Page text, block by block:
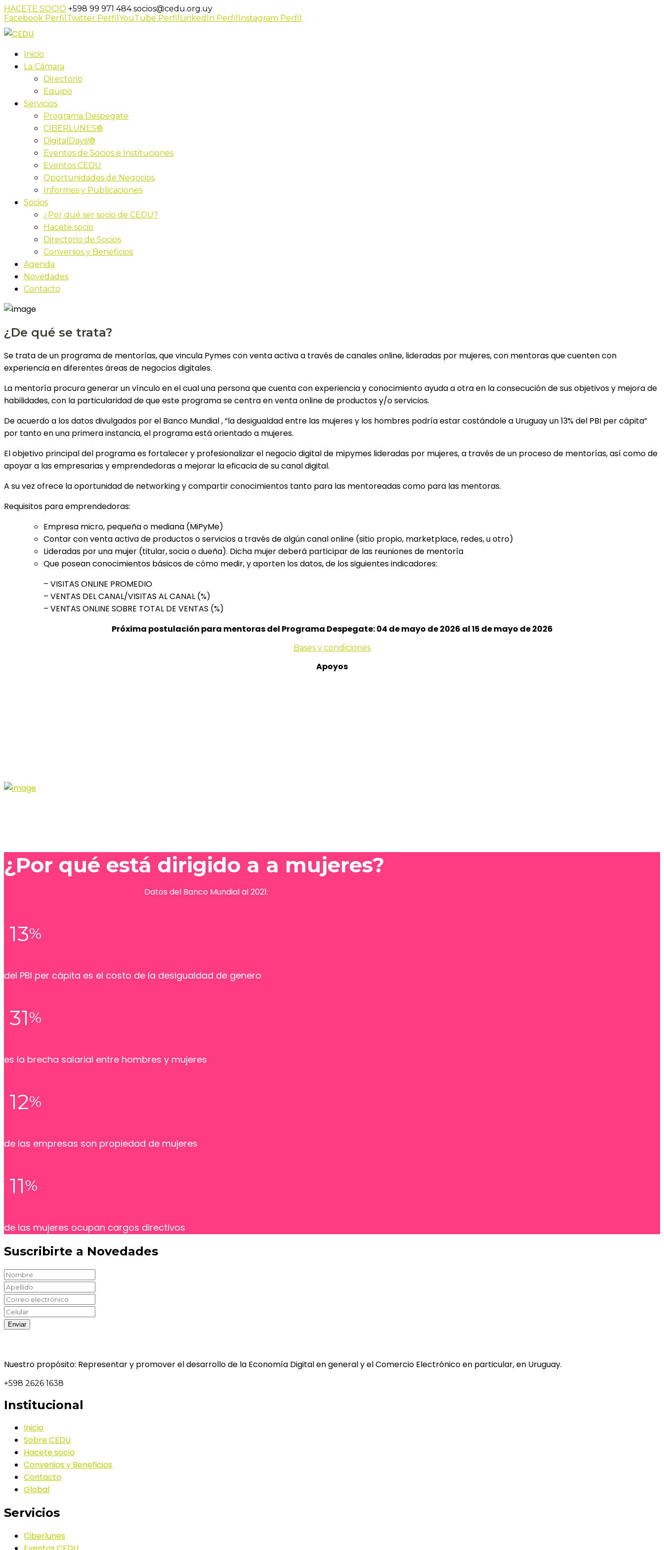
HACETE SOCIO +598 99 971 484socios@cedu.org.uy
Facebook Perfil Twitter Perfil YouTube Perfil LinkedIn Perfil Instagram Perfil
Inicio
La Cámara
Directorio
Equipo
Servicios
Programa Despegate
CIBERLUNES®
DigitalDays!®
Eventos de Socios e Instituciones
Eventos CEDU
Oportunidades de Negocios
Informes y Publicaciones
Socios
¿Por qué ser socio de CEDU?
Hacete socio
Directorio de Socios
Convenios y Beneficios
Agenda
Novedades
Contacto
¿De qué se trata?
Se trata de un programa de mentorías, que vincula Pymes con venta activa a través de canales online, lideradas por mujeres, con mentoras que cuenten con
experiencia en diferentes áreas de negocios digitales.
La mentoría procura generar un vínculo en el cual una persona que cuenta con experiencia y conocimiento ayuda a otra en la consecución de sus objetivos y mejora de
habilidades, con la particularidad de que este programa se centra en venta online de productos y/o servicios.
De acuerdo a los datos divulgados por el Banco Mundial , “la desigualdad entre las mujeres y los hombres podría estar costándole a Uruguay un 13% del PBI per cápita”
por tanto en una primera instancia, el programa está orientado a mujeres.
El objetivo principal del programa es fortalecer y profesionalizar el negocio digital de mipymes lideradas por mujeres, a través de un proceso de mentorías, así como de
apoyar a las empresarias y emprendedoras a mejorar la eficacia de su canal digital.
A su vez ofrece la oportunidad de networking y compartir conocimientos tanto para las mentoreadas como para las mentoras.
Requisitos para emprendedoras:
Empresa micro, pequeña o mediana (MiPyMe)
Contar con venta activa de productos o servicios a través de algún canal online (sitio propio, marketplace, redes, u otro)
Lideradas por una mujer (titular, socia o dueña). Dicha mujer deberá participar de las reuniones de mentoría
Que posean conocimientos básicos de cómo medir, y aporten los datos, de los siguientes indicadores:
– VISITAS ONLINE PROMEDIO
– VENTAS DEL CANAL/VISITAS AL CANAL (%)
– VENTAS ONLINE SOBRE TOTAL DE VENTAS (%)
Próxima postulación para mentoras del Programa Despegate: 04 de mayo de 2026 al 15 de mayo de 2026
Bases y condiciones
Apoyos
¿Por qué está dirigido a a mujeres?
Datos del Banco Mundial al 2021:
13%
del PBI per cápita es el costo de la desigualdad de genero
31%
es la brecha salarial entre hombres y mujeres
12%
de las empresas son propiedad de mujeres
11%
de las mujeres ocupan cargos directivos
Suscribirte a Novedades
Nuestro propósito: Representar y promover el desarrollo de la Economía Digital en general y el Comercio Electrónico en particular, en Uruguay.
+598 2626 1638
Institucional
Inicio
Sobre CEDU
Hacete socio
Convenios y Beneficios
Contacto
Global
Servicios
Ciberlunes